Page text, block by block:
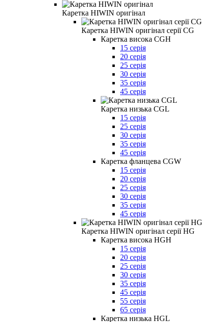
Каретка HIWIN оригінал
Каретка HIWIN оригінал серії CG
Каретка висока CGH
15 серія
20 серія
25 серія
30 серія
35 серія
45 серія
Каретка низька CGL
15 серія
25 серія
30 серія
35 серія
45 серія
Каретка фланцева CGW
15 серія
20 серія
25 серія
30 серія
35 серія
45 серія
Каретка HIWIN оригінал серії HG
Каретка висока HGH
15 серія
20 серія
25 серія
30 серія
35 серія
45 серія
55 серія
65 серія
Каретка низька HGL